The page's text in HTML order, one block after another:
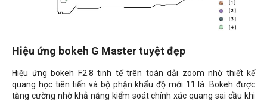
Hiệu ứng bokeh G Master tuyệt đẹp
Hiệu ứng bokeh F2.8 tinh tế trên toàn dải zoom nhờ thiết kế
quang học tiên tiến và bộ phận khẩu độ mới 11 lá. Bokeh được
tăng cường nhờ khả năng kiểm soát chính xác quang sai cầu khi